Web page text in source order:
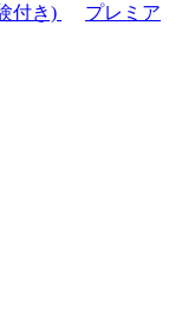
付き)
プレミア